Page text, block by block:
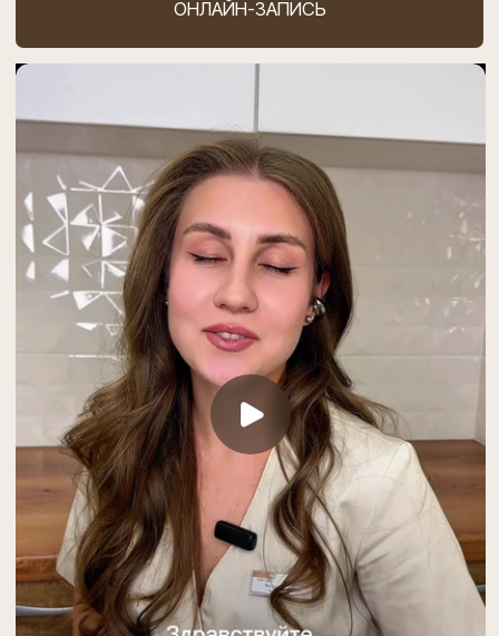
О нас
Врачи
Контакты
контакты
+7 (981) 889 61 62
Max
Telegram
лица уход
Статьи
косметолога-
эстетиста
Малясовой
Елизаветы
Александровны